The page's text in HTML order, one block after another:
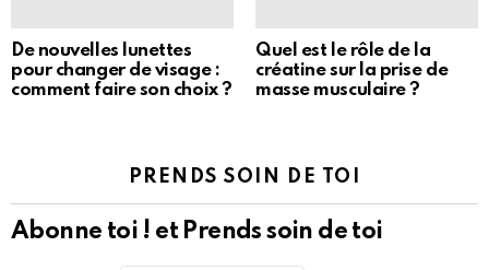
De nouvelles lunettes
pour changer de visage :
comment faire son choix ?
Quel est le rôle de la
créatine sur la prise de
masse musculaire ?
PRENDS SOIN DE TOI
Abonne toi ! et Prends soin de toi